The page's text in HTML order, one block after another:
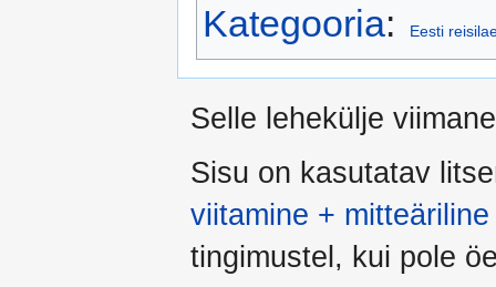
Kategooria: Eesti
Selle lehekülje
Sisu on kasutatav
viitamine +
tingimustel, kui pole